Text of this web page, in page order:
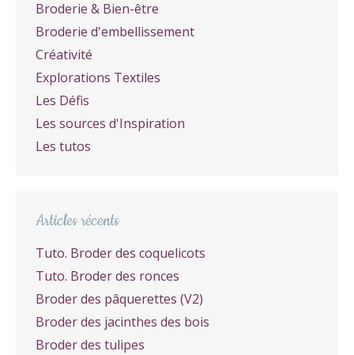
Broderie & Bien-être
Broderie d'embellissement
Créativité
Explorations Textiles
Les Défis
Les sources d'Inspiration
Les tutos
Articles récents
Tuto. Broder des coquelicots
Tuto. Broder des ronces
Broder des pâquerettes (V2)
Broder des jacinthes des bois
Broder des tulipes